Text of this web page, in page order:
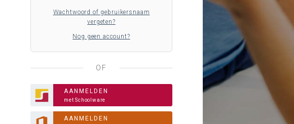
Wachtwoord of gebruikersnaam
vergeten?
Nog geen account?
OF
AANMELDEN
met Schoolware
AANMELDEN